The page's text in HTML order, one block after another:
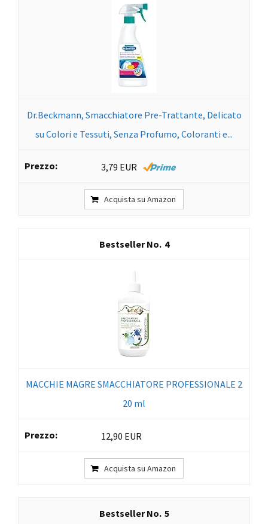
Dr.Beckmann, Smacchiatore Pre-Trattante, Delicato
su Colori e Tessuti, Senza Profumo, Coloranti e...
3,79 EUR
Acquista su Amazon
4
MACCHIE MAGRE SMACCHIATORE PROFESSIONALE 2
20 ml
12,90 EUR
Acquista su Amazon
5